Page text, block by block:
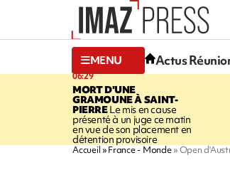
MENU Actus
06:29
MORT D'UNE
GRAMOUNE À SAINT-
PIERRELe mis en cause
présenté à un juge ce matin
en vue de son placement en
détention provisoire
Accueil France - Monde Open